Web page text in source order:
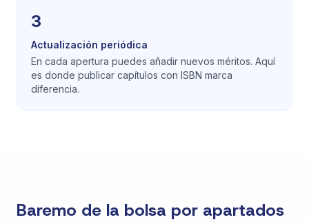
3
Actualización periódica
En cada apertura puedes añadir nuevos méritos. Aquí
es donde publicar capítulos con ISBN marca
diferencia.
Baremo de la bolsa por apartados